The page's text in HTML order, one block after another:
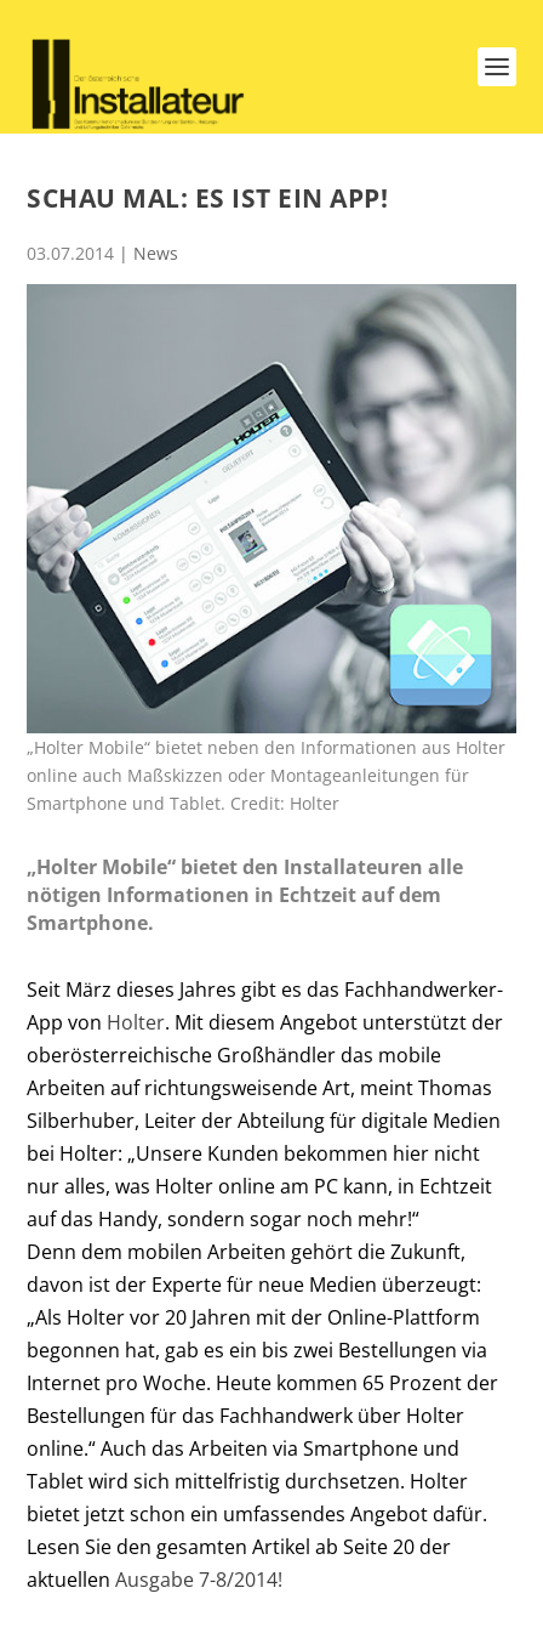
SCHAU MAL: ES IST EIN APP!
03.07.2014 | News
„Holter Mobile“ bietet neben den Informationen aus Holter
online auch Maßskizzen oder Montageanleitungen für
Smartphone und Tablet. Credit: Holter
„Holter Mobile“ bietet den Installateuren alle
nötigen Informationen in Echtzeit auf dem
Smartphone.
Seit März dieses Jahres gibt es das Fachhandwerker-
App von Holter. Mit diesem Angebot unterstützt der
oberösterreichische Großhändler das mobile
Arbeiten auf richtungsweisende Art, meint Thomas
Silberhuber, Leiter der Abteilung für digitale Medien
bei Holter: „Unsere Kunden bekommen hier nicht
nur alles, was Holter online am PC kann, in Echtzeit
auf das Handy, sondern sogar noch mehr!“
Denn dem mobilen Arbeiten gehört die Zukunft,
davon ist der Experte für neue Medien überzeugt:
„Als Holter vor 20 Jahren mit der Online-Plattform
begonnen hat, gab es ein bis zwei Bestellungen via
Internet pro Woche. Heute kommen 65 Prozent der
Bestellungen für das Fachhandwerk über Holter
online.“ Auch das Arbeiten via Smartphone und
Tablet wird sich mittelfristig durchsetzen. Holter
bietet jetzt schon ein umfassendes Angebot dafür.
Lesen Sie den gesamten Artikel ab Seite 20 der
aktuellenAusgabe 7-8/2014!